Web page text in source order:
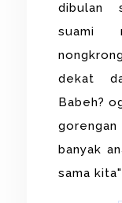
dibulan
suami
dekat
Babeh?
gorengan
banyak
sama